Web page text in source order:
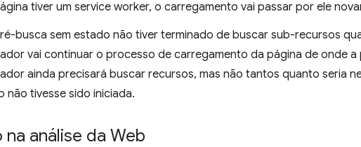
tiver um service worker, o carregamento vai passar por ele
busca sem estado não tiver terminado de buscar sub-recursos
vai continuar o processo de carregamento da página de onde
ainda precisará buscar recursos, mas não tantos quanto seria
não tivesse sido iniciada.
na análise da Web